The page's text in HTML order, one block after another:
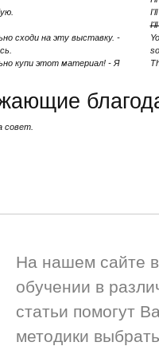
сходи на эту выставку. -
купи этот материал! - Я
совет.
На нашем сайте
обучении в
статьи помогут
методики